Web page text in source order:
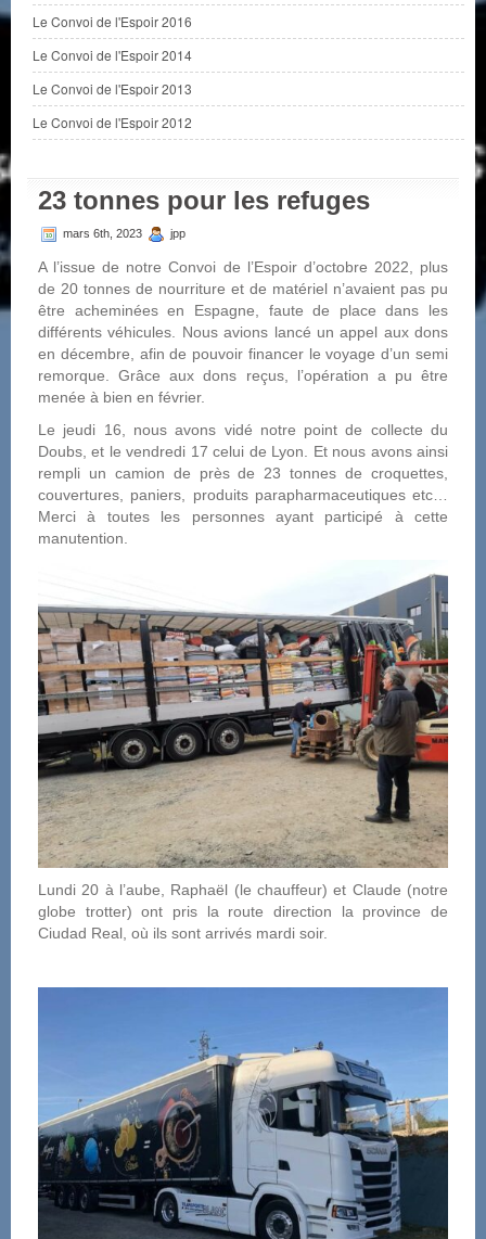
Le Convoi de l'Espoir 2016
Le Convoi de l'Espoir 2014
Le Convoi de l'Espoir 2013
Le Convoi de l'Espoir 2012
23 tonnes pour les refuges
mars 6th, 2023 jpp
A l’issue de notre Convoi de l’Espoir d’octobre 2022, plus
de 20 tonnes de nourriture et de matériel n’avaient pas pu
être acheminées en Espagne, faute de place dans les
différents véhicules. Nous avions lancé un appel aux dons
en décembre, afin de pouvoir financer le voyage d’un semi
remorque. Grâce aux dons reçus, l’opération a pu être
menée à bien en février.
Le jeudi 16, nous avons vidé notre point de collecte du
Doubs, et le vendredi 17 celui de Lyon. Et nous avons ainsi
rempli un camion de près de 23 tonnes de croquettes,
couvertures, paniers, produits parapharmaceutiques etc…
Merci à toutes les personnes ayant participé à cette
manutention.
Lundi 20 à l’aube, Raphaël (le chauffeur) et Claude (notre
globe trotter) ont pris la route direction la province de
Ciudad Real, où ils sont arrivés mardi soir.